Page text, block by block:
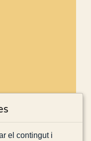
el contingut i